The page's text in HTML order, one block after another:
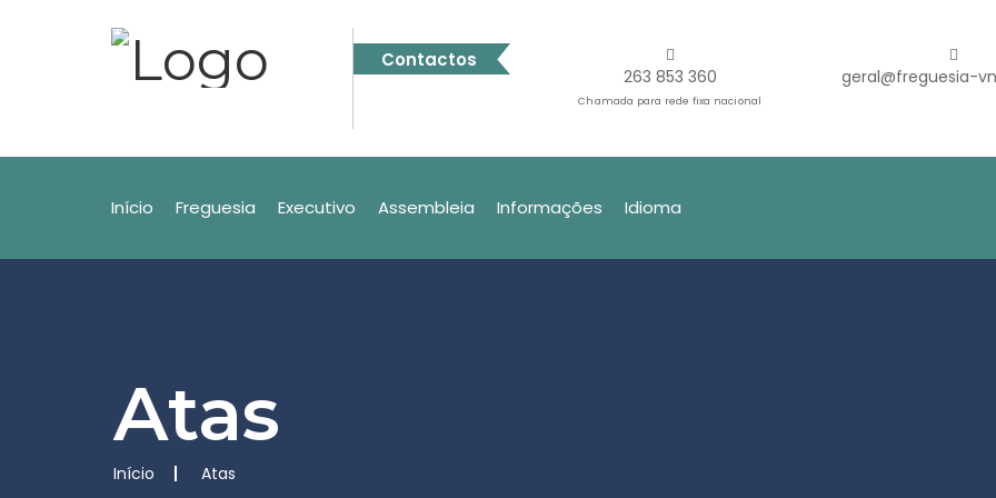
Contactos
263 853 360
Chamada para rede fixa nacional
geral@freguesia-
Início Freguesia Executivo Assembleia Informações Idioma
Atas
Início Atas